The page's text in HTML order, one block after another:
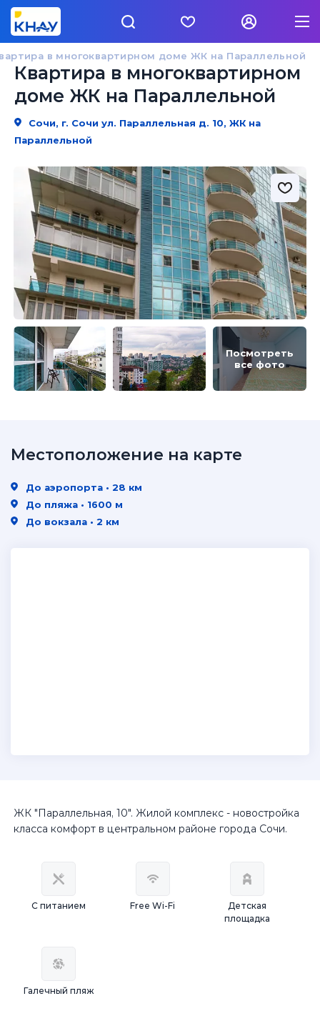
в многоквартирном доме ЖК на Параллельной
Квартира в многоквартирном
доме ЖК на Параллельной
Сочи, г. Сочи ул. Параллельная д. 10, ЖК на
Параллельной
Посмотреть
все фото
ЖК "Параллельная, 10". Жилой комплекс - новостройка
класса комфорт в центральном районе города Сочи.
С питанием Free Wi-Fi
Детская
площадка
Галечный пляж
Местоположение на карте
До аэропорта • 28 км
До пляжа • 1600 м
До вокзала • 2 км